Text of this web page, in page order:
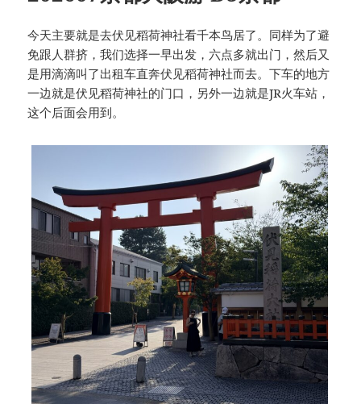
今天主要就是去伏见稻荷神社看千本鸟居了。同样为了避
免跟人群挤，我们选择一早出发，六点多就出门，然后又
是用滴滴叫了出租车直奔伏见稻荷神社而去。下车的地方
一边就是伏见稻荷神社的门口，另外一边就是JR火车站，
这个后面会用到。